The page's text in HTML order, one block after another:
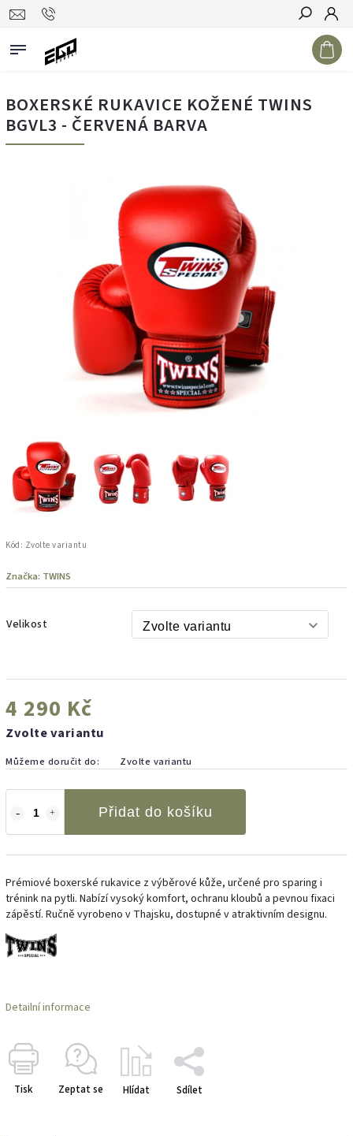
Hledat
BOXERSKÉ RUKAVICE KOŽENÉ TWINS
BGVL3 - ČERVENÁ BARVA
Kód: Zvolte variantu
Značka: TWINS
Velikost
4 290 Kč
Zvolte variantu
Můžeme doručit do: Zvolte variantu
Přidat do košíku
Prémiové boxerské rukavice z výběrové kůže, určené pro sparing i
trénink na pytli. Nabízí vysoký komfort, ochranu kloubů a pevnou fixaci
zápěstí. Ručně vyrobeno v Thajsku, dostupné v atraktivním designu.
Detailní informace
Tisk Zeptat se Hlídat Sdílet